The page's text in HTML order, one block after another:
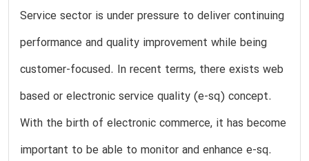
Service sector is under pressure to deliver continuing
performance and quality improvement while being
customer-focused. In recent terms, there exists web
based or electronic service quality (e-sq) concept.
With the birth of electronic commerce, it has become
important to be able to monitor and enhance e-sq.